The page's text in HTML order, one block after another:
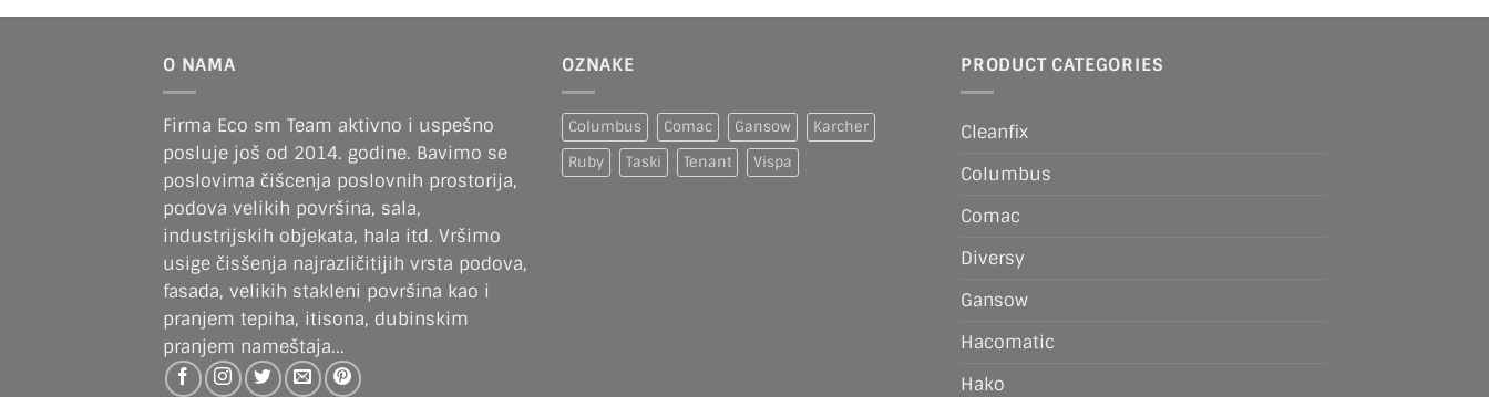
O NAMA
Firma Eco sm Team aktivno i uspešno
posluje još od 2014. godine. Bavimo se
poslovima čišcenja poslovnih prostorija,
podova velikih površina, sala,
industrijskih objekata, hala itd. Vršimo
usige čisšenja najrazličitijih vrsta podova,
fasada, velikih stakleni površina kao i
pranjem tepiha, itisona, dubinskim
pranjem nameštaja...
OZNAKE
Columbus Comac Gansow
Karcher
Ruby
Taski Tenant Vispa
PRODUCT CATEGORIES
Cleanfix
Columbus
Comac
Diversy
Gansow
Hacomatic
Hako